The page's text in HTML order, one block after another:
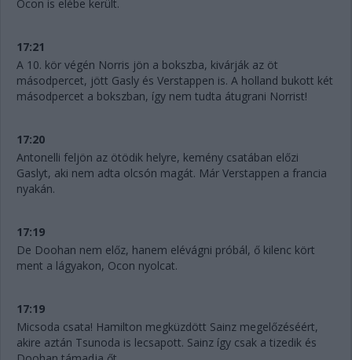
Ocon is elébe került.
17:21
A 10. kör végén Norris jön a bokszba, kivárják az öt
másodpercet, jött Gasly és Verstappen is. A holland bukott két
másodpercet a bokszban, így nem tudta átugrani Norrist!
17:20
Antonelli feljön az ötödik helyre, kemény csatában előzi
Gaslyt, aki nem adta olcsón magát. Már Verstappen a francia
nyakán.
17:19
De Doohan nem előz, hanem elévágni próbál, ő kilenc kört
ment a lágyakon, Ocon nyolcat.
17:19
Micsoda csata! Hamilton megküzdött Sainz megelőzéséért,
akire aztán Tsunoda is lecsapott. Sainz így csak a tizedik és